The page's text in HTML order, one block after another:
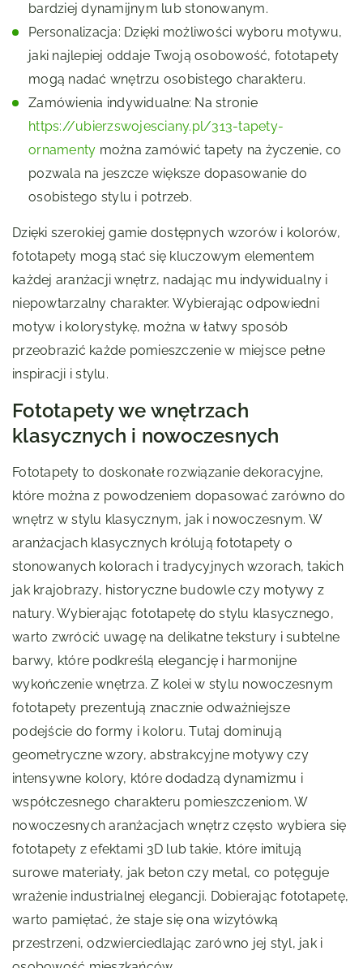
bardziej dynamijnym lub stonowanym.
Personalizacja: Dzięki możliwości wyboru motywu,
jaki najlepiej oddaje Twoją osobowość, fototapety
mogą nadać wnętrzu osobistego charakteru.
Zamówienia indywidualne: Na stronie
https://ubierzswojesciany.pl/313-tapety-
ornamenty można zamówić tapety na życzenie, co
pozwala na jeszcze większe dopasowanie do
osobistego stylu i potrzeb.
Dzięki szerokiej gamie dostępnych wzorów i kolorów,
fototapety mogą stać się kluczowym elementem
każdej aranżacji wnętrz, nadając mu indywidualny i
niepowtarzalny charakter. Wybierając odpowiedni
motyw i kolorystykę, można w łatwy sposób
przeobrazić każde pomieszczenie w miejsce pełne
inspiracji i stylu.
Fototapety we wnętrzach
klasycznych i nowoczesnych
Fototapety to doskonałe rozwiązanie dekoracyjne,
które można z powodzeniem dopasować zarówno do
wnętrz w stylu klasycznym, jak i nowoczesnym. W
aranżacjach klasycznych królują fototapety o
stonowanych kolorach i tradycyjnych wzorach, takich
jak krajobrazy, historyczne budowle czy motywy z
natury. Wybierając fototapetę do stylu klasycznego,
warto zwrócić uwagę na delikatne tekstury i subtelne
barwy, które podkreślą elegancję i harmonijne
wykończenie wnętrza. Z kolei w stylu nowoczesnym
fototapety prezentują znacznie odważniejsze
podejście do formy i koloru. Tutaj dominują
geometryczne wzory, abstrakcyjne motywy czy
intensywne kolory, które dodadzą dynamizmu i
współczesnego charakteru pomieszczeniom. W
nowoczesnych aranżacjach wnętrz często wybiera się
fototapety z efektami 3D lub takie, które imitują
surowe materiały, jak beton czy metal, co potęguje
wrażenie industrialnej elegancji. Dobierając fototapetę,
warto pamiętać, że staje się ona wizytówką
przestrzeni, odzwierciedlając zarówno jej styl, jak i